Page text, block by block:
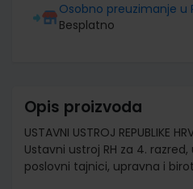
Osobno preuzimanje u
Besplatno
Opis proizvoda
USTAVNI USTROJ REPUBLIKE
Ustavni ustroj RH za 4.
poslovni tajnici, upravna i